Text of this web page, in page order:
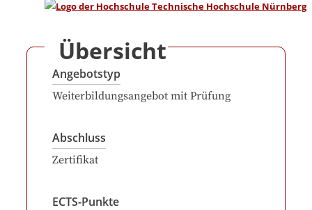
Übersicht
Angebotstyp
Weiterbildungsangebot mit Prüfung
Abschluss
Zertifikat
ECTS-Punkte